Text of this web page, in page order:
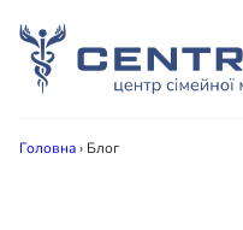
Головна› Блог